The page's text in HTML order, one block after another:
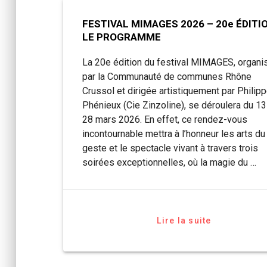
FESTIVAL MIMAGES 2026 – 20e
LE PROGRAMME
La 20e édition du festival MIMAGES,
par la Communauté de communes Rhône
Crussol et dirigée artistiquement par
Phénieux (Cie Zinzoline), se déroulera du
28 mars 2026. En effet, ce rendez-vous
incontournable mettra à l’honneur les arts du
geste et le spectacle vivant à travers trois
soirées exceptionnelles, où la magie du …
Lire la suite